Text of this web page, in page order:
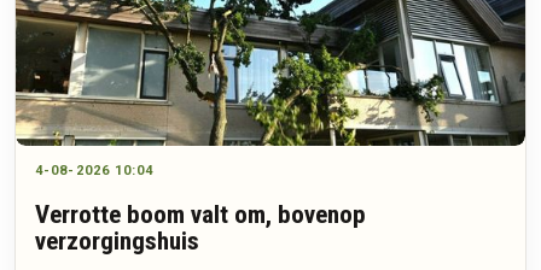
4-08-2026 10:04
Verrotte boom valt om, bovenop
verzorgingshuis